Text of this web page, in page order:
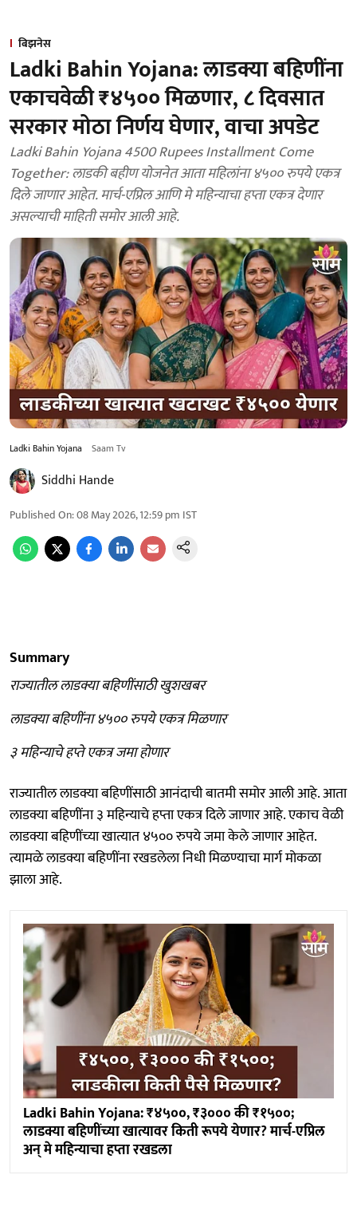
बिझनेस
Ladki Bahin Yojana: लाडक्या बहिणींना
एकाचवेळी ₹४५०० मिळणार, ८ दिवसात
सरकार मोठा निर्णय घेणार, वाचा अपडेट
Ladki Bahin Yojana 4500 Rupees Installment Come
Together: लाडकी बहीण योजनेत आता महिलांना ४५०० रुपये एकत्र
दिले जाणार आहेत. मार्च-एप्रिल आणि मे महिन्याचा हप्ता एकत्र देणार
असल्याची माहिती समोर आली आहे.
Ladki Bahin Yojana Saam Tv
Siddhi Hande
Published On:08 May 2026, 12:59 pm IST
Summary
राज्यातील लाडक्या बहिणींसाठी खुशखबर
लाडक्या बहिणींना ४५०० रुपये एकत्र मिळणार
३ महिन्याचे हप्ते एकत्र जमा होणार
राज्यातील लाडक्या बहि‍णींसाठी आनंदाची बातमी समोर आली आहे. आता
लाडक्या बहि‍णींना ३ महिन्याचे हप्ता एकत्र दिले जाणार आहे. एकाच वेळी
लाडक्या बहि‍णींच्या खात्यात ४५०० रुपये जमा केले जाणार आहेत.
त्यामळे लाडक्या बहि‍णींना रखडलेला निधी मिळण्याचा मार्ग मोकळा
झाला आहे.
Ladki Bahin Yojana: ₹४५००, ₹३००० की ₹१५००;
लाडक्या बहिणींच्या खात्यावर किती रूपये येणार? मार्च-एप्रिल
अन् मे महिन्याचा हप्ता रखडला